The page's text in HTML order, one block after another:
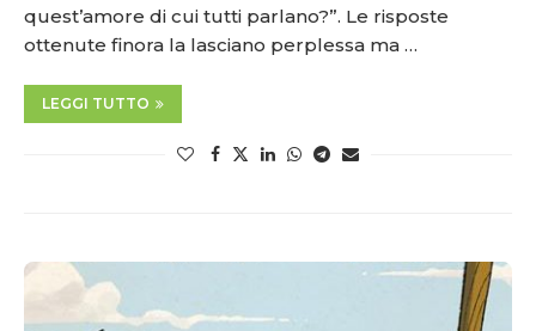
quest’amore di cui tutti parlano?”. Le risposte
ottenute finora la lasciano perplessa ma …
LEGGI TUTTO